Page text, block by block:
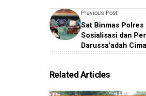
Previous Post
Sat Binmas Polres
Sosialisasi dan
Darussa'adah
Related Articles